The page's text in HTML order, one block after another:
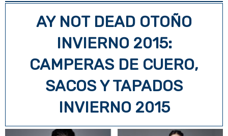
AY NOT DEAD OTOÑO
INVIERNO 2015:
CAMPERAS DE CUERO,
SACOS Y TAPADOS
INVIERNO 2015